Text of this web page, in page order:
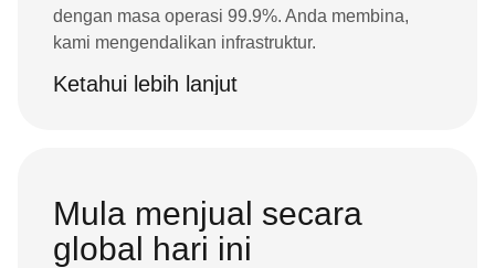
dengan masa operasi 99.9%. Anda membina,
kami mengendalikan infrastruktur.
Ketahui lebih lanjut
Mula menjual secara
global hari ini